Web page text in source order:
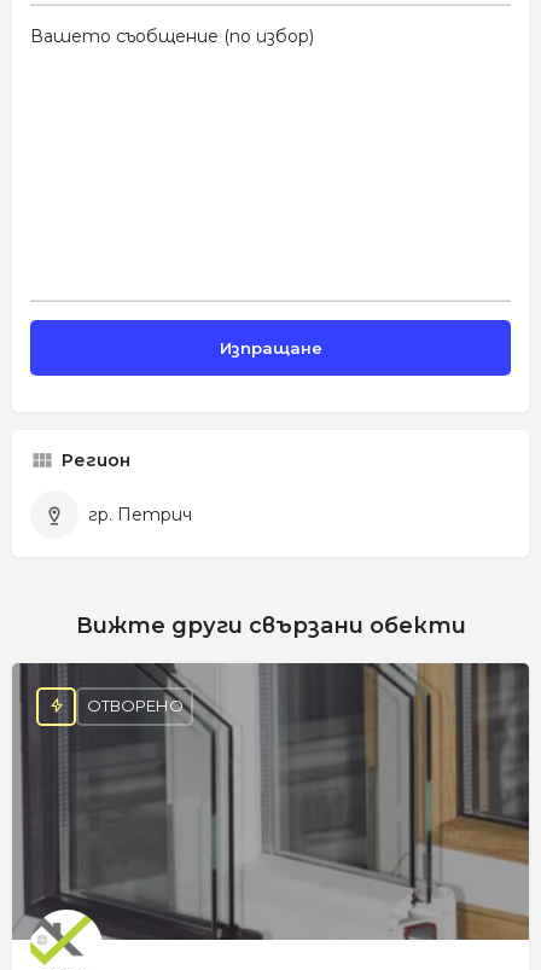
Вашето съобщение (по избор)
Регион
гр. Петрич
Вижте други свързани обекти
ОТВОРЕНО